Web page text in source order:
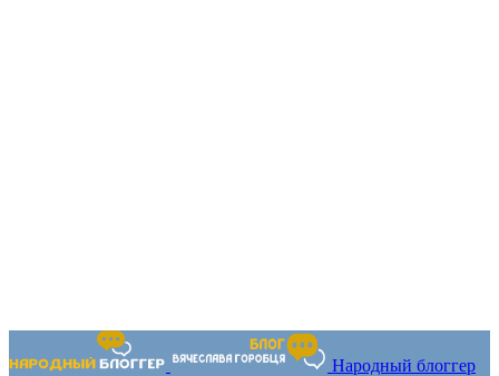
Народный блоггер